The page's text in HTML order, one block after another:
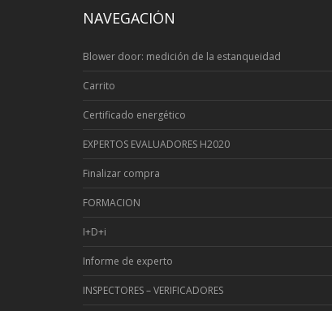
NAVEGACIÓN
Blower door: medición de la estanqueidad
Carrito
Certificado energético
EXPERTOS EVALUADORES H2020
Finalizar compra
FORMACION
I+D+i
Informe de experto
INSPECTORES – VERIFICADORES